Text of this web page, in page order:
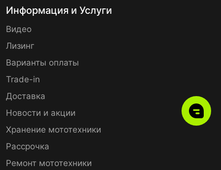
Информация и Услуги
Видео
Лизинг
Варианты оплаты
Trade-in
Доставка
Новости и акции
Хранение мототехники
Рассрочка
Ремонт мототехники